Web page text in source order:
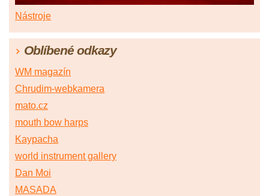
Nástroje
Oblíbené odkazy
WM magazín
Chrudim-webkamera
mato.cz
mouth bow harps
Kaypacha
world instrument gallery
Dan Moi
MASADA